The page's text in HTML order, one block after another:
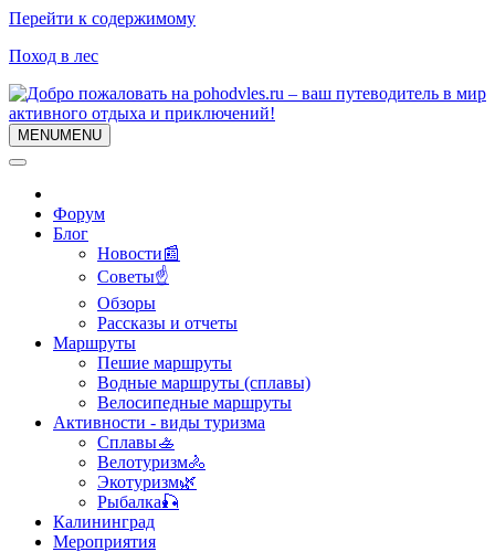
Перейти к содержимому
Поход в лес
MENUMENU
Форум
Блог
Новости📰
Советы☝
Обзоры
Рассказы и отчеты
Маршруты
Пешие маршруты
Водные маршруты (сплавы)
Велосипедные маршруты
Активности - виды туризма
Сплавы🚣
Велотуризм🚴
Экотуризм🌿
Рыбалка🎣
Калининград
Мероприятия